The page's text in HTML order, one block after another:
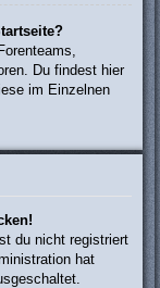
Du findest hier
im Einzelnen
du nicht registriert
hat